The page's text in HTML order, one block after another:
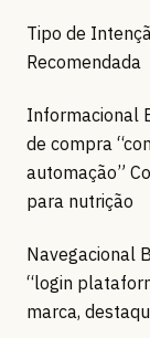
Tipo de
Recomendada
Informacional
de compra
automação”
para nutrição
Navegacional
“login
marca,